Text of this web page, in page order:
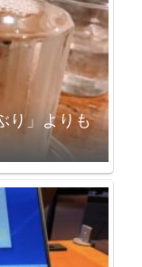
り」よりも